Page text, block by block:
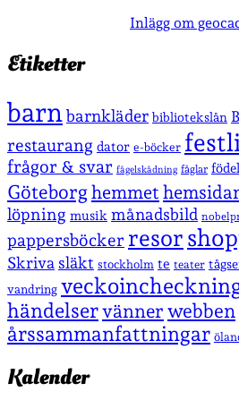
Inlägg om
Etiketter
barnbarnkläder bibliotekslån
restaurang dator e-böcker
frågor & svar fågelskådning fåglar
Göteborghemmet
löpning musik månadsbild
pappersböcker resor
Skriva släkt stockholm te teater
vandring
händelservänner webben
årssammanfattningar
Kalender